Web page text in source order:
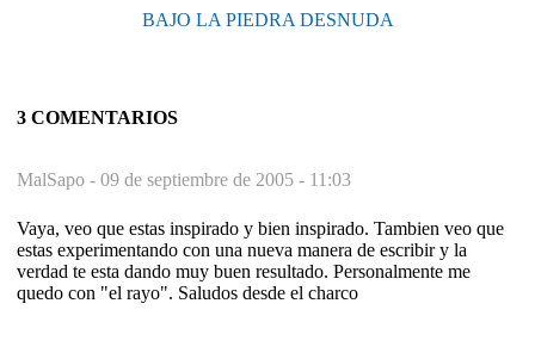
BAJO LA PIEDRA DESNUDA
3 COMENTARIOS
MalSapo - 09 de septiembre de 2005 - 11:03
Vaya, veo que estas inspirado y bien inspirado. Tambien veo que
estas experimentando con una nueva manera de escribir y la
verdad te esta dando muy buen resultado. Personalmente me
quedo con "el rayo". Saludos desde el charco